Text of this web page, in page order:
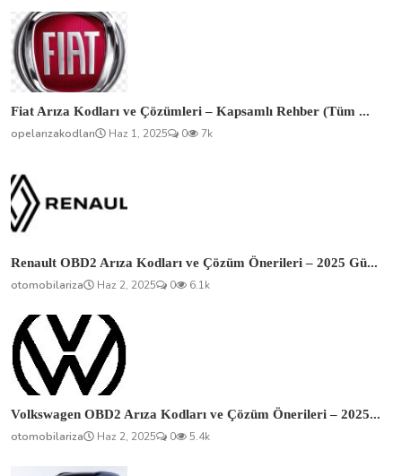
Fiat Arıza Kodları ve Çözümleri – Kapsamlı Rehber (Tüm ...
opelarızakodları
Haz 1, 2025 0 7k
Renault OBD2 Arıza Kodları ve Çözüm Önerileri – 2025 Gü...
otomobilariza
Haz 2, 2025 0 6.1k
Volkswagen OBD2 Arıza Kodları ve Çözüm Önerileri – 2025...
otomobilariza
Haz 2, 2025 0 5.4k